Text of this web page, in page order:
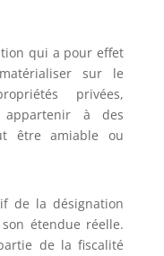
qui a pour effet
sur le
privées,
à des
être amiable ou
de la désignation
étendue réelle.
de la fiscalité